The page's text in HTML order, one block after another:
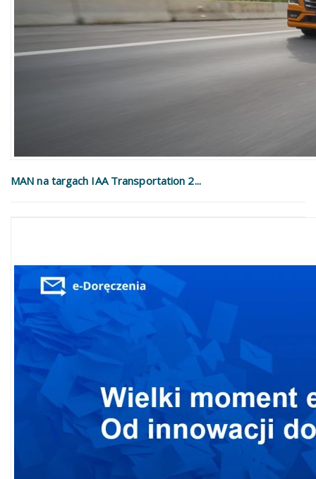
MAN na targach IAA Transportation 2...